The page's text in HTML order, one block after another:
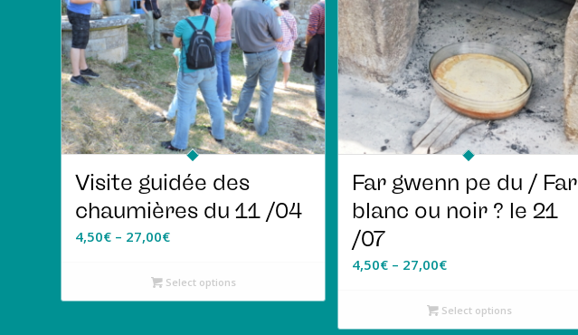
Visite guidée des
chaumières du 11 /04
4,50€ – 27,00€
Select options
Far gwenn pe du / Far
blanc ou noir ? le 21
/07
4,50€– 27,00€
Select options